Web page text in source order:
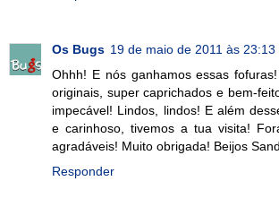
Os Bugs 19 de maio de 2011 às 23:13
Ohhh! E nós ganhamos essas
originais, super caprichados e bem-
impecável! Lindos, lindos! E além
e carinhoso, tivemos a tua visita!
agradáveis! Muito obrigada! Beijos
Responder